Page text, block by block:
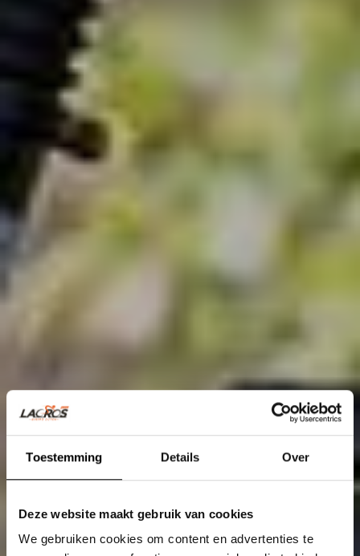
Toestemming Details Over
Deze website maakt gebruik van cookies
We gebruiken cookies om content en advertenties te